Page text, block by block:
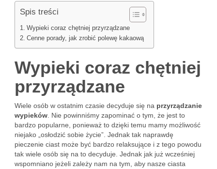
Spis treści
Wypieki coraz chętniej przyrządzane
Cenne porady, jak zrobić polewę kakaową
Wypieki coraz chętniej
przyrządzane
Wiele osób w ostatnim czasie decyduje się na przyrządzanie
wypieków . Nie powinniśmy zapominać o tym, że jest to
bardzo popularne, ponieważ to dzięki temu mamy możliwość
niejako „osłodzić sobie życie”. Jednak tak naprawdę
pieczenie ciast może być bardzo relaksujące i z tego powodu
tak wiele osób się na to decyduje. Jednak jak już wcześniej
wspomniano jeżeli zależy nam na tym, aby nasze ciasta